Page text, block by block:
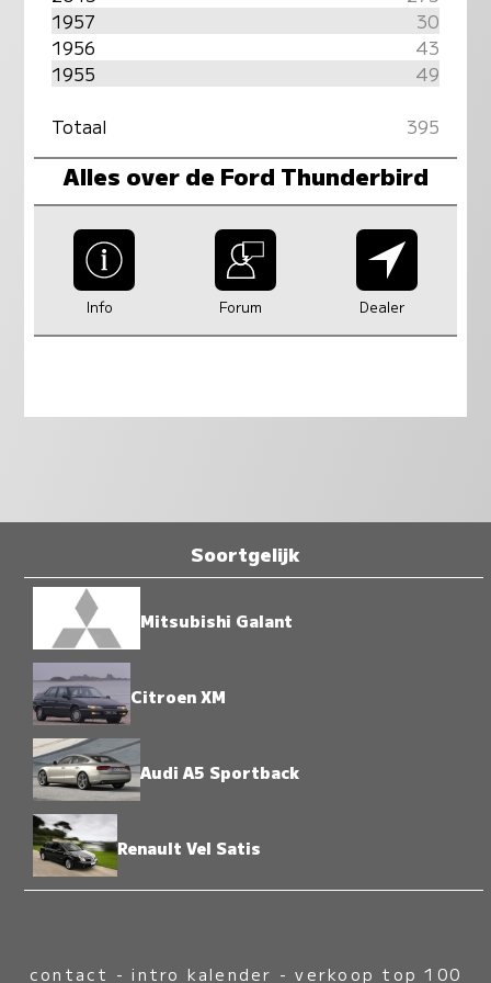
1957
30
1956
43
1955
49
Totaal
395
Alles over de Ford Thunderbird
Info Forum Dealer
Soortgelijk
Mitsubishi Galant
Citroen XM
Audi A5 Sportback
Renault Vel Satis
contact -intro kalender -verkoop top 100